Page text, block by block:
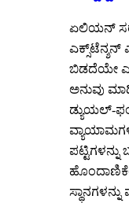
ಏಲಿಯನ್
ಎಕ್ಸ್‌ಟೆನ್ಶನ್
ಬಿಡದೆಯೇ
ಅನುವು
ಡ್ಯುಯಲ್-
ಪಟ್ಟಿಗಳನ್ನು